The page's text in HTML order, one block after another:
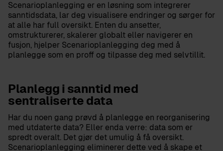
Scenarioplanlegging er en løsning som integrerer
sanntidsdata, lar deg visualisere endringer og sørger for
at alle har full oversikt. Enten du ansetter,
omstrukturerer, skalerer globalt eller navigerer en
fusjon, hjelper Scenarioplanlegging deg med å
planlegge som en proff og tilpasse deg med selvtillit.
Planlegg i sanntid med
sentraliserte data
Har du noen gang prøvd å planlegge en reorganisering
med utdaterte data? Eller enda verre: data som er
spredt overalt. Det gjør det umulig å få oversikt.
Scenarioplanlegging eliminerer dette ved å skape et